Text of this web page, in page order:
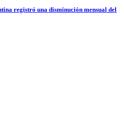
registró una disminución mensual del